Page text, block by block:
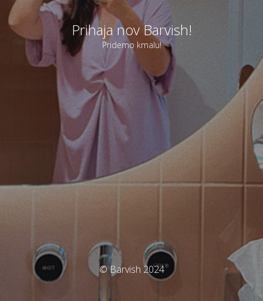
Prihaja nov Barvish!
Pridemo kmalu!
© Barvish 2024